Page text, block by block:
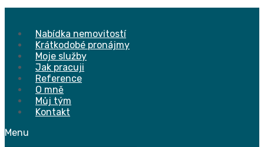
Přejít
obsahuNabídka nemovitostí
Krátkodobé pronájmy
Moje služby
Jak pracuji
Reference
O mně
Můj tým
Kontakt
Menu